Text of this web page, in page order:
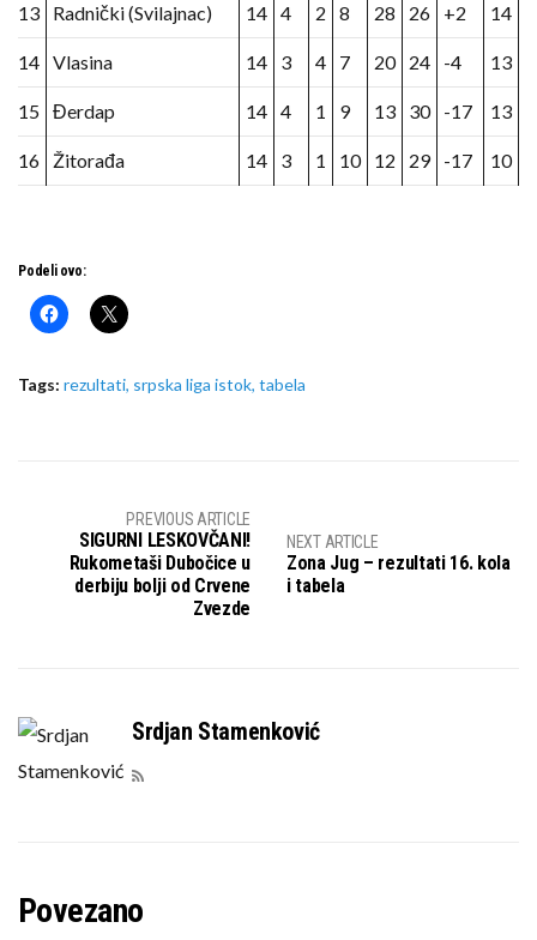
13 Radnički (Svilajnac) 14 4 2 8 28 26 +2 14
14 Vlasina 14 3 4 7 20 24 -4 13
15 Đerdap 14 4 1 9 13 30 -17 13
16 Žitorađa 14 3 1 10 12 29 -17 10
Podeli ovo:
Tags: rezultati, srpska liga istok, tabela
PREVIOUS ARTICLE
SIGURNI LESKOVČANI!
Rukometaši Dubočice u
derbiju bolji od Crvene
Zvezde
NEXT ARTICLE
Zona Jug – rezultati 16. kola
i tabela
Srdjan Stamenković
Povezano